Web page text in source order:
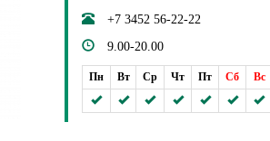
+7 3452 56-22-22
9.00-20.00
Пн Вт Ср Чт Пт Сб Вс